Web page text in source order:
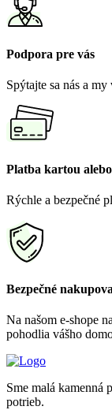
Podpora pre vás
Spýtajte sa nás a
Platba kartou
Rýchle a bezpečné
Bezpečné
Na našom e-shope
pohodlia vášho
Sme malá kamenná
potrieb.